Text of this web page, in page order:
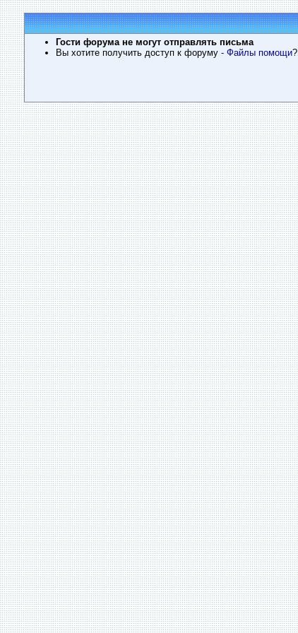
Гости форума не могут отправлять письма
Вы хотите получить доступ к форуму - Файлы помощи?